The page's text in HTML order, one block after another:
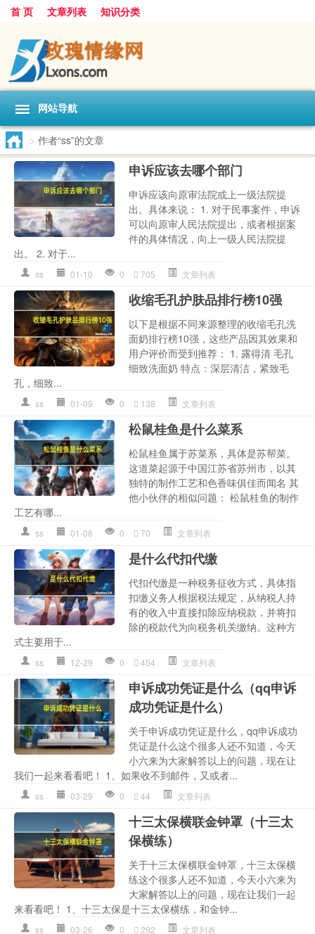
首 页 文章列表 知识分类
网站导航
> 作者“ss”的文章
申诉应该去哪个部门
申诉应该向原审法院或上一级法院提
出。具体来说： 1. 对于民事案件，申诉
可以向原审人民法院提出，或者根据案
件的具体情况，向上一级人民法院提
出。 2. 对于...
ss 01-10 0 705 文章列表
收缩毛孔护肤品排行榜10强
以下是根据不同来源整理的收缩毛孔洗
面奶排行榜10强，这些产品因其效果和
用户评价而受到推荐： 1. 露得清 毛孔
细致洗面奶 特点：深层清洁，紧致毛
孔，细致...
ss 01-09 0 138 文章列表
松鼠桂鱼是什么菜系
松鼠桂鱼属于苏菜系，具体是苏帮菜。
这道菜起源于中国江苏省苏州市，以其
独特的制作工艺和色香味俱佳而闻名 其
他小伙伴的相似问题： 松鼠桂鱼的制作
工艺有哪...
ss 01-08 0 70 文章列表
是什么代扣代缴
代扣代缴是一种税务征收方式，具体指
扣缴义务人根据税法规定，从纳税人持
有的收入中直接扣除应纳税款，并将扣
除的税款代为向税务机关缴纳。这种方
式主要用于...
ss 12-29 0 454 文章列表
申诉成功凭证是什么（qq申诉
成功凭证是什么）
关于申诉成功凭证是什么，qq申诉成功
凭证是什么这个很多人还不知道，今天
小六来为大家解答以上的问题，现在让
我们一起来看看吧！ 1、如果收不到邮件，又或者...
ss 03-29 0 44 文章列表
十三太保横联金钟罩（十三太
保横练）
关于十三太保横联金钟罩，十三太保横
练这个很多人还不知道，今天小六来为
大家解答以上的问题，现在让我们一起
来看看吧！ 1、十三太保是十三太保横练，和金钟...
ss 03-26 0 292 文章列表